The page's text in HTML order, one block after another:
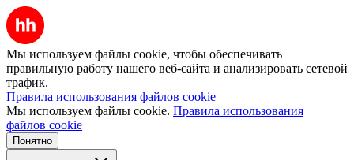
Мы используем файлы cookie, чтобы обеспечивать
правильную работу нашего веб-сайта и анализировать сетевой
трафик.
Правила использования файлов cookie
Мы используем файлы cookie. Правила использования
файлов cookie
Понятно